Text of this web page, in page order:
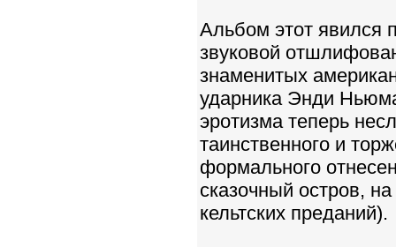
Альбом этот явился
звуковой
знаменитых
ударника Энди
эротизма теперь
таинственного и
формального
сказочный остров,
кельтских преданий).